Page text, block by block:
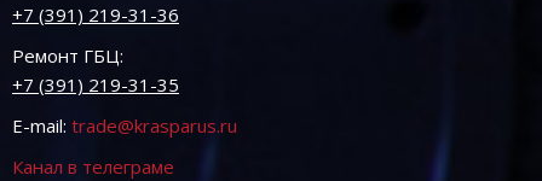
+7 (391) 219-31-36
Ремонт ГБЦ:
+7 (391) 219-31-35
E-mail: trade@krasparus.ru
Канал в телеграме